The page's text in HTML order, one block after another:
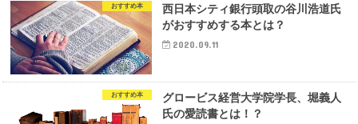
おすすめ本
西日本シティ銀行頭取の谷川浩道氏
がおすすめする本とは？
2020.09.11
おすすめ本
グロービス経営大学院学長、堀義人
氏の愛読書とは！？